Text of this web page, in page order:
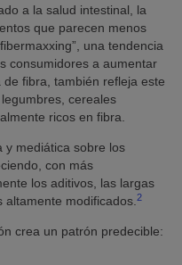
a la salud intestinal, la
que parecen menos
una tendencia
consumidores a aumentar
fibra, también refleja este
cereales
ricos en fibra.
y mediática sobre los
con más
los aditivos, las largas
modificados. 2
crea un patrón predecible: